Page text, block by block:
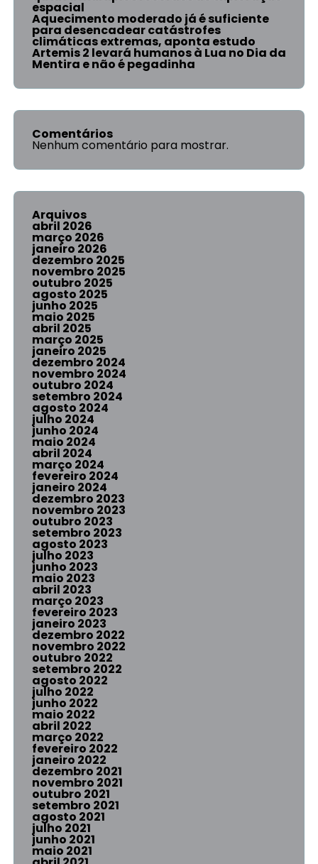
espacial
Aquecimento moderado já é suficiente
para desencadear catástrofes
climáticas extremas, aponta estudo
Artemis 2 levará humanos à Lua no Dia da
Mentira e não é pegadinha
Comentários
Nenhum comentário para mostrar.
Arquivos
abril 2026
março 2026
janeiro 2026
dezembro 2025
novembro 2025
outubro 2025
agosto 2025
junho 2025
maio 2025
abril 2025
março 2025
janeiro 2025
dezembro 2024
novembro 2024
outubro 2024
setembro 2024
agosto 2024
julho 2024
junho 2024
maio 2024
abril 2024
março 2024
fevereiro 2024
janeiro 2024
dezembro 2023
novembro 2023
outubro 2023
setembro 2023
agosto 2023
julho 2023
junho 2023
maio 2023
abril 2023
março 2023
fevereiro 2023
janeiro 2023
dezembro 2022
novembro 2022
outubro 2022
setembro 2022
agosto 2022
julho 2022
junho 2022
maio 2022
abril 2022
março 2022
fevereiro 2022
janeiro 2022
dezembro 2021
novembro 2021
outubro 2021
setembro 2021
agosto 2021
julho 2021
junho 2021
maio 2021